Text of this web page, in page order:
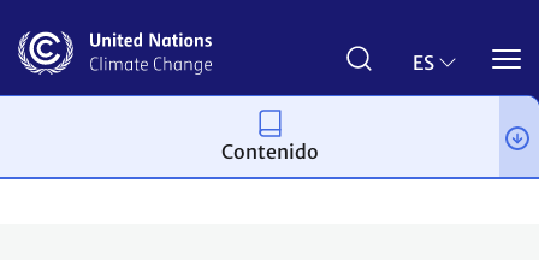
contenido
ES
Contenido